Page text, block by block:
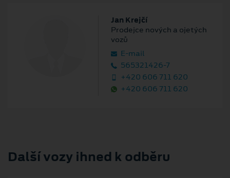
Jan Krejčí
Prodejce nových a ojetých
vozů
E‑mail
565321426-7
+420 606 711 620
+420 606 711 620
Další vozy ihned k odběru